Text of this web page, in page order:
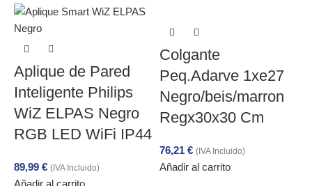
Aplique de Pared
Inteligente Philips
WiZ ELPAS Negro
RGB LED WiFi IP44
89,99 € (IVA Incluido)
Colgante
Peq.Adarve 1xe27
Negro/beis/marron
Regx30x30 Cm
76,21 € (IVA Incluido)
Añadir al carrito